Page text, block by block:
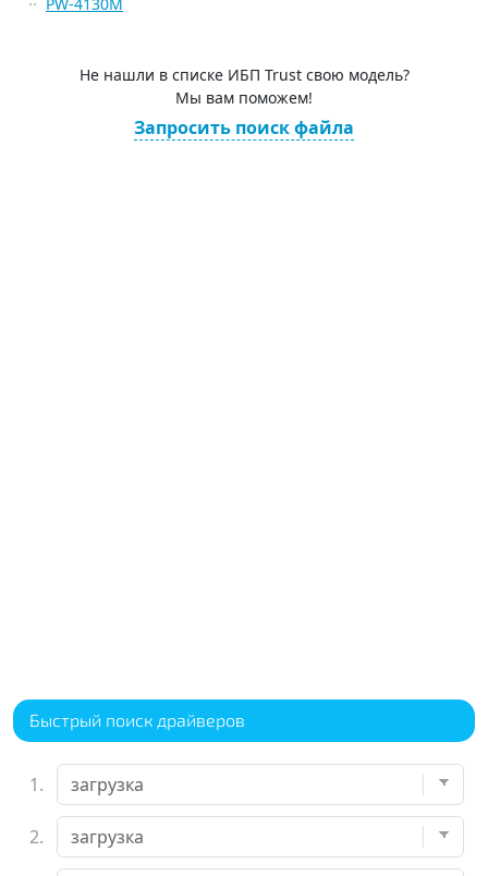
Не нашли в списке ИБП Trust свою модель?
Мы вам поможем!
Запросить поиск файла
Быстрый поиск драйверов
1.
2.